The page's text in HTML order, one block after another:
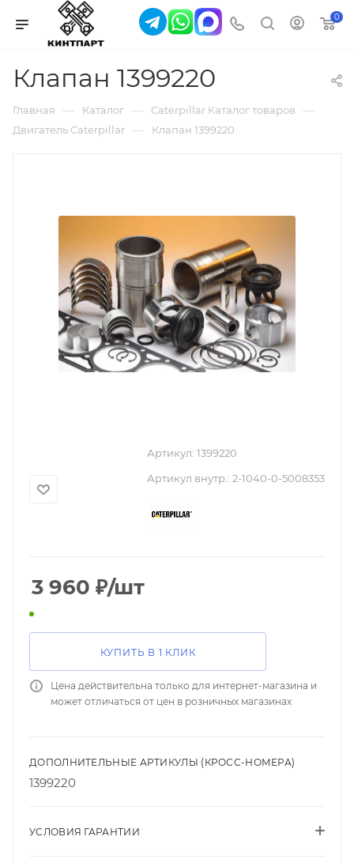
0
Клапан 1399220
Главная — Каталог — Caterpillar Каталог товаров —
Двигатель Caterpillar — Клапан 1399220
Артикул: 1399220
Артикул внутр.: 2-1040-0-5008353
3 960 ₽/шт
КУПИТЬ В 1 КЛИК
Цена действительна только для интернет-магазина и
может отличаться от цен в розничных магазинах
ДОПОЛНИТЕЛЬНЫЕ АРТИКУЛЫ (КРОСС-НОМЕРА)
1399220
УСЛОВИЯ ГАРАНТИИ